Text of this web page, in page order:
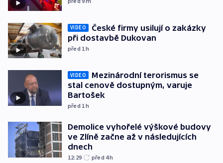
VIDEO
České firmy usilují o zakázky
při dostavbě Dukovan
před 1h
VIDEO
Mezinárodní terorismus se
stal cenově dostupným, varuje
Bartošek
před 1h
Demolice vyhořelé výškové budovy
ve Zlíně začne až v následujících
dnech
12:29 před 4h